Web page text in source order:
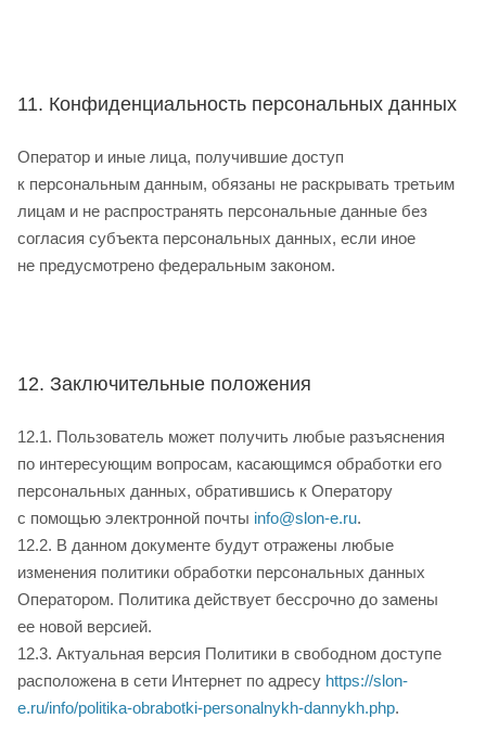
11. Конфиденциальность персональных данных
Оператор и иные лица, получившие доступ
к персональным данным, обязаны не раскрывать третьим
лицам и не распространять персональные данные без
согласия субъекта персональных данных, если иное
не предусмотрено федеральным законом.
12. Заключительные положения
12.1. Пользователь может получить любые разъяснения
по интересующим вопросам, касающимся обработки его
персональных данных, обратившись к Оператору
с помощью электронной почты info@slon-e.ru.
12.2. В данном документе будут отражены любые
изменения политики обработки персональных данных
Оператором. Политика действует бессрочно до замены
ее новой версией.
12.3. Актуальная версия Политики в свободном доступе
расположена в сети Интернет по адресу https://slon-
e.ru/info/politika-obrabotki-personalnykh-dannykh.php.